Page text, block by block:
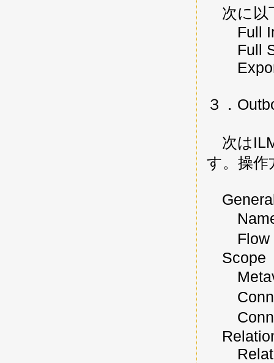
次に以
Full
Full
３．
次は
す。操作
Name
Flow
Scope